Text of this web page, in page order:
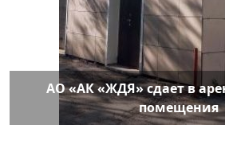
АО «АК «ЖДЯ» сдает в
помещения